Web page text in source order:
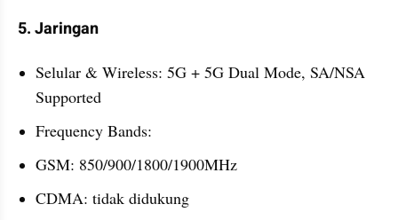
5. Jaringan
Selular & Wireless: 5G + 5G Dual Mode, SA/NSA
Supported
Frequency Bands:
GSM: 850/900/1800/1900MHz
CDMA: tidak didukung